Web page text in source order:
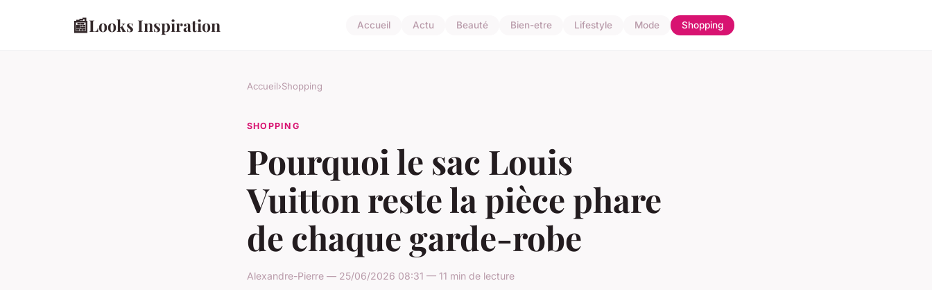
📰Looks Inspiration Accueil Actu Beauté Bien-etre Lifestyle Mode Shopping
Accueil›Shopping
SHOPPING
Pourquoi le sac Louis
Vuitton reste la pièce phare
de chaque garde-robe
Alexandre-Pierre — 25/06/2026 08:31 — 11 min de lecture